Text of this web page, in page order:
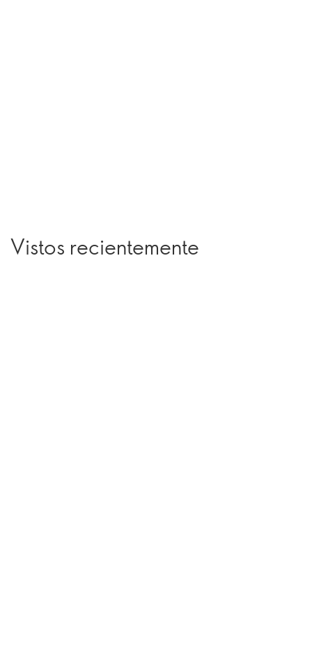
Vistos recientemente